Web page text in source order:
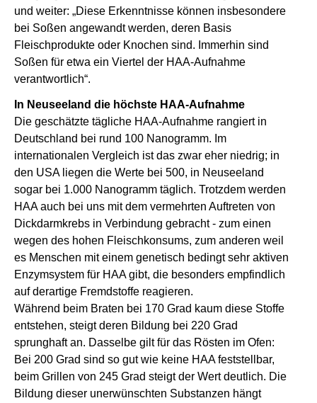
und weiter: „Diese Erkenntnisse können insbesondere
bei Soßen angewandt werden, deren Basis
Fleischprodukte oder Knochen sind. Immerhin sind
Soßen für etwa ein Viertel der HAA-Aufnahme
verantwortlich“.
In Neuseeland die höchste HAA-Aufnahme
Die geschätzte tägliche HAA-Aufnahme rangiert in
Deutschland bei rund 100 Nanogramm. Im
internationalen Vergleich ist das zwar eher niedrig; in
den USA liegen die Werte bei 500, in Neuseeland
sogar bei 1.000 Nanogramm täglich. Trotzdem werden
HAA auch bei uns mit dem vermehrten Auftreten von
Dickdarmkrebs in Verbindung gebracht - zum einen
wegen des hohen Fleischkonsums, zum anderen weil
es Menschen mit einem genetisch bedingt sehr aktiven
Enzymsystem für HAA gibt, die besonders empfindlich
auf derartige Fremdstoffe reagieren.
Während beim Braten bei 170 Grad kaum diese Stoffe
entstehen, steigt deren Bildung bei 220 Grad
sprunghaft an. Dasselbe gilt für das Rösten im Ofen:
Bei 200 Grad sind so gut wie keine HAA feststellbar,
beim Grillen von 245 Grad steigt der Wert deutlich. Die
Bildung dieser unerwünschten Substanzen hängt